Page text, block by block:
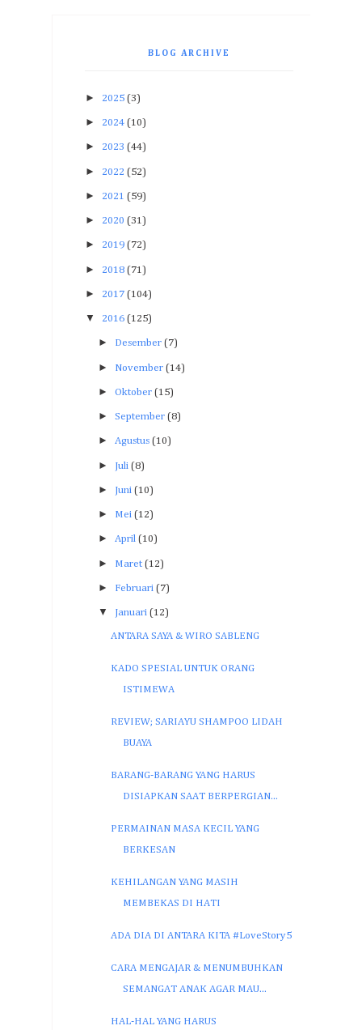
BLOG ARCHIVE
► 2025 (3)
► 2024 (10)
► 2023 (44)
► 2022 (52)
► 2021 (59)
► 2020 (31)
► 2019 (72)
► 2018 (71)
► 2017 (104)
▼ 2016 (125)
► Desember (7)
► November (14)
► Oktober (15)
► September (8)
► Agustus (10)
► Juli (8)
► Juni (10)
► Mei (12)
► April (10)
► Maret (12)
► Februari (7)
▼ Januari (12)
ANTARA SAYA & WIRO SABLENG
KADO SPESIAL UNTUK ORANG
ISTIMEWA
REVIEW; SARIAYU SHAMPOO LIDAH
BUAYA
BARANG-BARANG YANG HARUS
DISIAPKAN SAAT BERPERGIAN...
PERMAINAN MASA KECIL YANG
BERKESAN
KEHILANGAN YANG MASIH
MEMBEKAS DI HATI
ADA DIA DI ANTARA KITA #LoveStory5
CARA MENGAJAR & MENUMBUHKAN
SEMANGAT ANAK AGAR MAU...
HAL-HAL YANG HARUS